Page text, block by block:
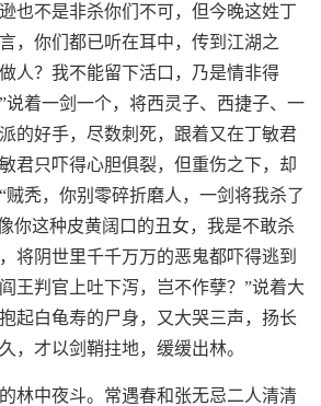
也不是非杀你们不可，但今晚这姓丁
，你们都已听在耳中，传到江湖之
人？我不能留下活口，乃是情非得
说着一剑一个，将西灵子、西捷子、一
的好手，尽数刺死，跟着又在丁敏君
君只吓得心胆俱裂，但重伤之下，却
贼秃，你别零碎折磨人，一剑将我杀了
你这种皮黄阔口的丑女，我是不敢杀
将阴世里千千万万的恶鬼都吓得逃到
王判官上吐下泻，岂不作孽？”说着大
起白龟寿的尸身，又大哭三声，扬长
，才以剑鞘拄地，缓缓出林。
林中夜斗。常遇春和张无忌二人清清